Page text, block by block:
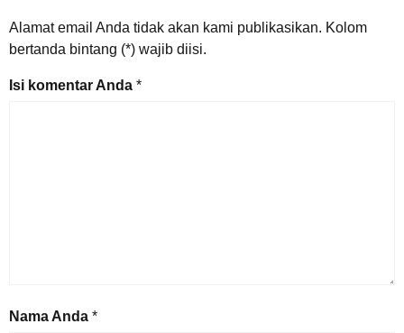
Alamat email Anda tidak akan kami publikasikan. Kolom
bertanda bintang (*) wajib diisi.
Isi komentar Anda *
Nama Anda *